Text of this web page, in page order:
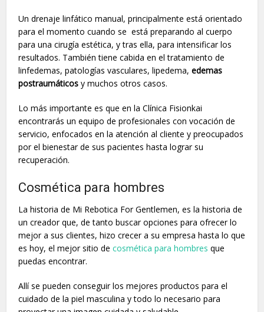
Un drenaje linfático manual, principalmente está orientado
para el momento cuando se está preparando al cuerpo
para una cirugía estética, y tras ella, para intensificar los
resultados. También tiene cabida en el tratamiento de
linfedemas, patologías vasculares, lipedema,edemas
postraumáticos y muchos otros casos.
Lo más importante es que en la Clínica Fisionkai
encontrarás un equipo de profesionales con vocación de
servicio, enfocados en la atención al cliente y preocupados
por el bienestar de sus pacientes hasta lograr su
recuperación.
Cosmética para hombres
La historia de Mi Rebotica For Gentlemen, es la historia de
un creador que, de tanto buscar opciones para ofrecer lo
mejor a sus clientes, hizo crecer a su empresa hasta lo que
es hoy, el mejor sitio decosmética para hombres que
puedas encontrar.
Allí se pueden conseguir los mejores productos para el
cuidado de la piel masculina y todo lo necesario para